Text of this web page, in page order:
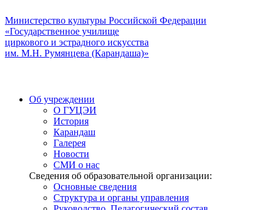
Министерство культуры Российской Федерации
«Государственное училище
циркового и эстрадного искусства
им. М.Н. Румянцева (Карандаша)»
Об учреждении
О ГУЦЭИ
История
Карандаш
Галерея
Новости
СМИ о нас
Сведения об образовательной организации:
Основные сведения
Структура и органы управления